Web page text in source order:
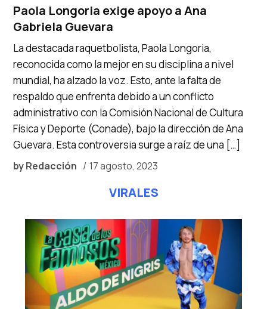
Paola Longoria exige apoyo a Ana
Gabriela Guevara
byRedacción 17 agosto, 2023
La destacada raquetbolista, Paola Longoria,
reconocida como la mejor en su disciplina a nivel
mundial, ha alzado la voz. Esto, ante la falta de
respaldo que enfrenta debido a un conflicto
administrativo con la Comisión Nacional de Cultura
Física y Deporte (Conade), bajo la dirección de Ana
Guevara. Esta controversia surge a raíz de una […]
VIRALES